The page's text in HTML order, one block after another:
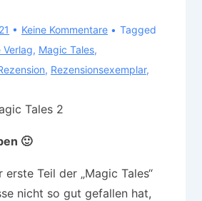
Keine Kommentare
Tagged
Verlag, Magic Tales,
, Rezensionsexemplar,
🙂
Teil der „Magic Tales“
nicht so gut gefallen hat,